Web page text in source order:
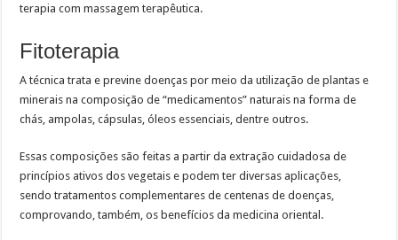
terapia com massagem terapêutica.
Fitoterapia
A técnica trata e previne doenças por meio da utilização de plantas e
minerais na composição de “medicamentos” naturais na forma de
chás, ampolas, cápsulas, óleos essenciais, dentre outros.
Essas composições são feitas a partir da extração cuidadosa de
princípios ativos dos vegetais e podem ter diversas aplicações,
sendo tratamentos complementares de centenas de doenças,
comprovando, também, os benefícios da medicina oriental.